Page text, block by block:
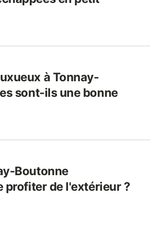
à Tonnay-
sont-ils une bonne
Boutonne
profiter de l'extérieur ?